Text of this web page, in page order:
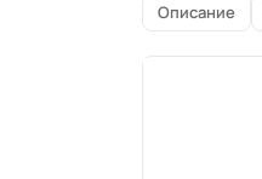
Описание